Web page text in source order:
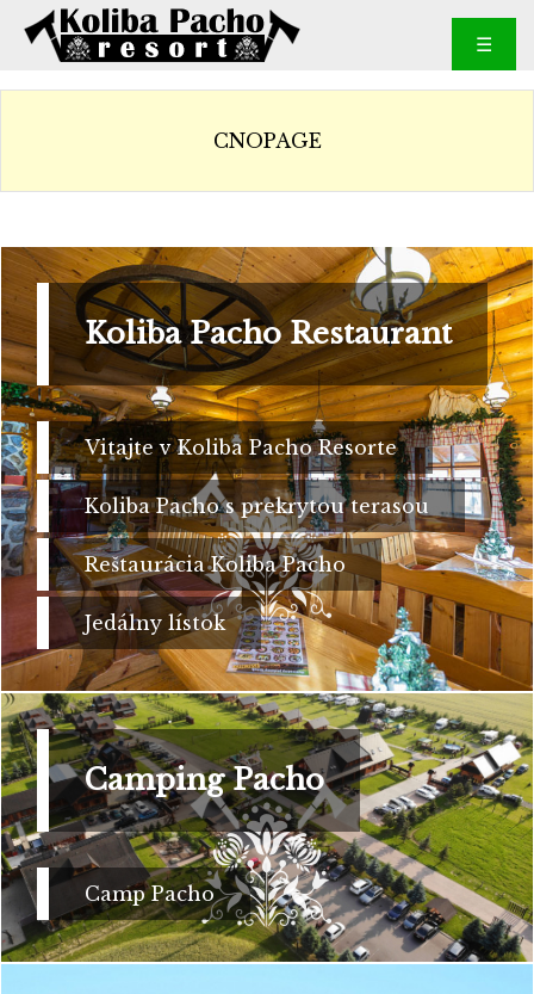
☰
CNOPAGE
Koliba Pacho Restaurant
Vitajte v Koliba Pacho Resorte
Koliba Pacho s prekrytou terasou
Reštaurácia Koliba Pacho
Jedálny lístok
Camping Pacho
Camp Pacho